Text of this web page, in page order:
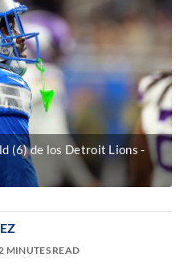
(6) de los Detroit Lions
2 MINUTES READ